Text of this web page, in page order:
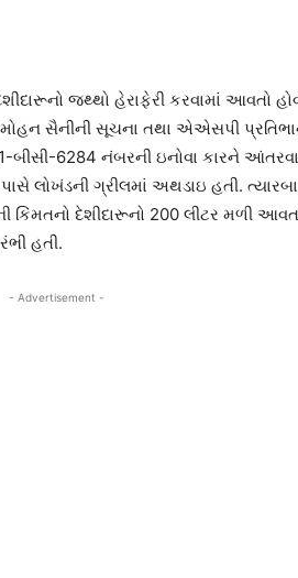
જથ્થો હેરાફેરી કરવામાં આવતો
મોહન સૈનીની સૂચના તથા એએસપી
6284 નંબરની ઇનોવા કારને
લોખંડની ગ્રીલમાં અથડાઇ હતી.
કિંમતનો દેશીદારૂનો 200 લીટર મળી
હતી.
- Advertisement -